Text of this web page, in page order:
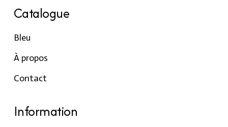
Catalogue
Bleu
À propos
Contact
Information